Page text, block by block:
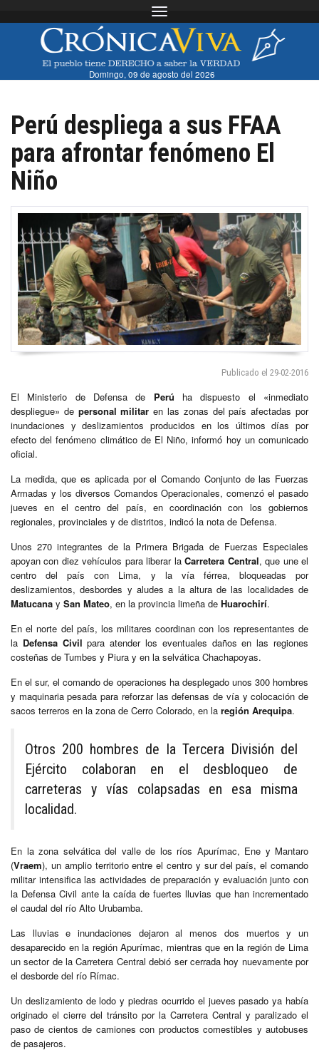
Toggle navigation
Domingo, 09 de agosto del 2026
Perú despliega a sus FFAA
para afrontar fenómeno El
Niño
Publicado el 29-02-2016
El Ministerio de Defensa de Perú ha dispuesto el «inmediato
despliegue» de personal militar en las zonas del país afectadas por
inundaciones y deslizamientos producidos en los últimos días por
efecto del fenómeno climático de El Niño, informó hoy un comunicado
oficial.
La medida, que es aplicada por el Comando Conjunto de las Fuerzas
Armadas y los diversos Comandos Operacionales, comenzó el pasado
jueves en el centro del país, en coordinación con los gobiernos
regionales, provinciales y de distritos, indicó la nota de Defensa.
Unos 270 integrantes de la Primera Brigada de Fuerzas Especiales
apoyan con diez vehículos para liberar laCarretera Central, que une el
centro del país con Lima, y la vía férrea, bloqueadas por
deslizamientos, desbordes y aludes a la altura de las localidades de
Matucana y San Mateo, en la provincia limeña de Huarochirí.
En el norte del país, los militares coordinan con los representantes de
la Defensa Civil para atender los eventuales daños en las regiones
costeñas de Tumbes y Piura y en la selvática Chachapoyas.
En el sur, el comando de operaciones ha desplegado unos 300 hombres
y maquinaria pesada para reforzar las defensas de vía y colocación de
sacos terreros en la zona de Cerro Colorado, en la región Arequipa.
Otros 200 hombres de la Tercera División del
Ejército colaboran en el desbloqueo de
carreteras y vías colapsadas en esa misma
localidad.
En la zona selvática del valle de los ríos Apurímac, Ene y Mantaro
(Vraem), un amplio territorio entre el centro y sur del país, el comando
militar intensifica las actividades de preparación y evaluación junto con
la Defensa Civil ante la caída de fuertes lluvias que han incrementado
el caudal del río Alto Urubamba.
Las lluvias e inundaciones dejaron al menos dos muertos y un
desaparecido en la región Apurímac, mientras que en la región de Lima
un sector de la Carretera Central debió ser cerrada hoy nuevamente por
el desborde del río Rímac.
Un deslizamiento de lodo y piedras ocurrido el jueves pasado ya había
originado el cierre del tránsito por la Carretera Central y paralizado el
paso de cientos de camiones con productos comestibles y autobuses
de pasajeros.